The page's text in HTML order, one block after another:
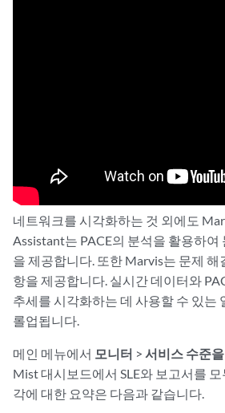
네트워크를 시각화하는 것 외에도
Assistant는 PACE의 분석을 활용하여
을 제공합니다. 또한 Marvis는 문제 해
항을 제공합니다. 실시간 데이터와
추세를 시각화하는 데 사용할 수 있는
롤업됩니다.
메인 메뉴에서 모니터 > 서비스 수준을
Mist 대시보드에서 SLE와 보고서를
각에 대한 요약은 다음과 같습니다.